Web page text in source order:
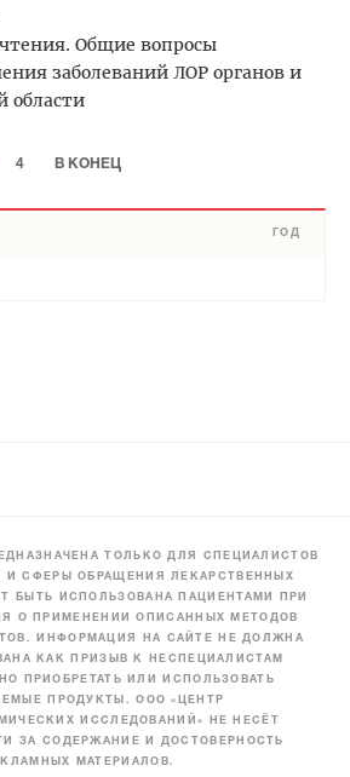
Общие вопросы
заболеваний ЛОР органов и
области
4 В КОНЕЦ
ГОД
ТОЛЬКО ДЛЯ СПЕЦИАЛИСТОВ
И СФЕРЫ ОБРАЩЕНИЯ ЛЕКАРСТВЕННЫХ
БЫТЬ ИСПОЛЬЗОВАНА ПАЦИЕНТАМИ ПРИ
О ПРИМЕНЕНИИ ОПИСАННЫХ МЕТОДОВ
ИНФОРМАЦИЯ НА САЙТЕ НЕ ДОЛЖНА
КАК ПРИЗЫВ К НЕСПЕЦИАЛИСТАМ
ПРИОБРЕТАТЬ ИЛИ ИСПОЛЬЗОВАТЬ
ПРОДУКТЫ. ООО «ЦЕНТР
ИССЛЕДОВАНИЙ» НЕ НЕСЁТ
ЗА СОДЕРЖАНИЕ И ДОСТОВЕРНОСТЬ
МАТЕРИАЛОВ.